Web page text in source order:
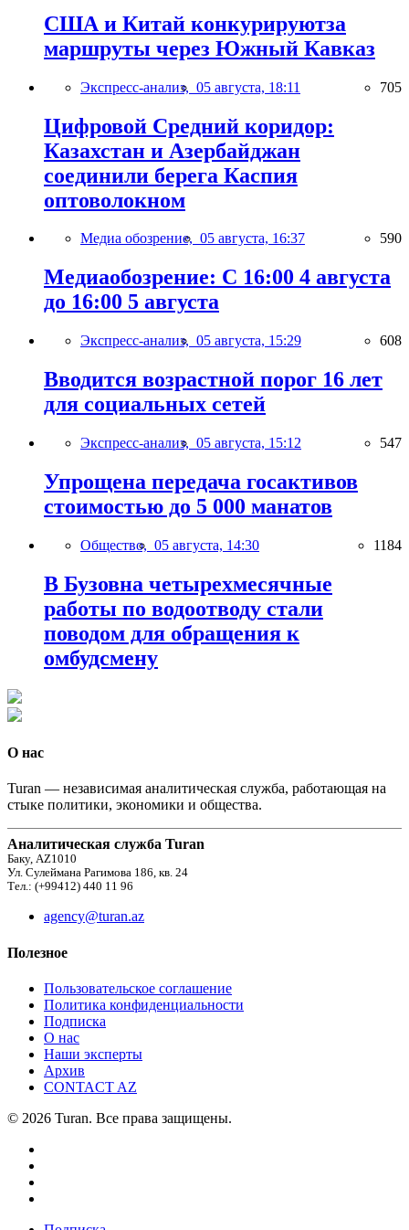
США и Китай конкурируютза
маршруты через Южный Кавказ
Экспресс-анализ, 05 августа, 18:11 705
Цифровой Средний коридор:
Казахстан и Азербайджан
соединили берега Каспия
оптоволокном
Медиа обозрение, 05 августа, 16:37 590
Медиаобозрение: С 16:00 4 августа
до 16:00 5 августа
Экспресс-анализ, 05 августа, 15:29 608
Вводится возрастной порог 16 лет
для социальных сетей
Экспресс-анализ, 05 августа, 15:12 547
Упрощена передача госактивов
стоимостью до 5 000 манатов
Общество, 05 августа, 14:30 1184
В Бузовна четырехмесячные
работы по водоотводу стали
поводом для обращения к
омбудсмену
О нас
Turan — независимая аналитическая служба, работающая на
стыке политики, экономики и общества.
Аналитическая служба Turan
Баку, AZ1010
Ул. Сулеймана Рагимова 186, кв. 24
Тел.: (+99412) 440 11 96
agency@turan.az
Полезное
Пользовательское соглашение
Политика конфиденциальности
Подписка
О нас
Наши эксперты
Архив
CONTACT AZ
© 2026 Turan. Все права защищены.